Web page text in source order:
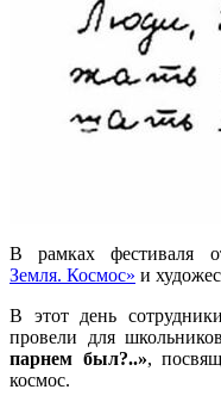
В рамках фестиваля
Земля. Космос» и
В этот день
провели для
парнем был?..»,
космос.